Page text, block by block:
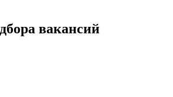
вакансий